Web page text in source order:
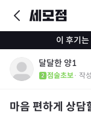
이 후기
달달한 양1
점술초보· 작
마음 편하게 상담